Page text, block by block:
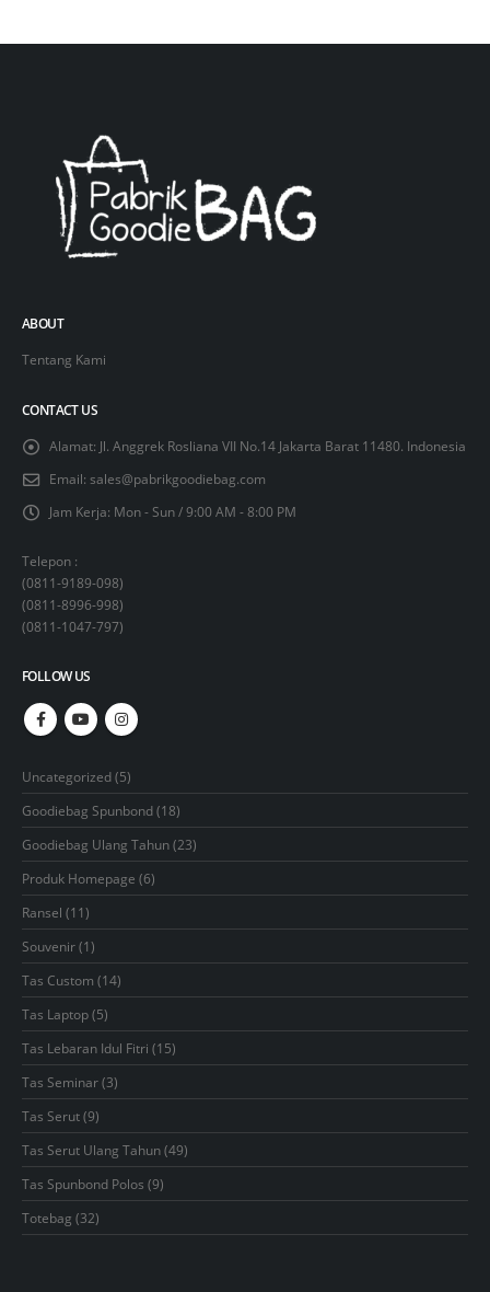
ABOUT
Tentang Kami
CONTACT US
Alamat: Jl. Anggrek Rosliana VII No.14 Jakarta Barat 11480. Indonesia
Email: sales@pabrikgoodiebag.com
Jam Kerja: Mon - Sun / 9:00 AM - 8:00 PM
Telepon :
(0811-9189-098)
(0811-8996-998)
(0811-1047-797)
FOLLOW US
Uncategorized 55
products
Goodiebag Spunbond 1818
products
Goodiebag Ulang Tahun 2323
products
Produk Homepage 66
products
Ransel 1111
products
Souvenir 11
product
Tas Custom 1414
products
Tas Laptop 55
products
Tas Lebaran Idul Fitri 1515
products
Tas Seminar 33
products
Tas Serut 99
products
Tas Serut Ulang Tahun 4949
products
Tas Spunbond Polos 99
products
Totebag 3232
products